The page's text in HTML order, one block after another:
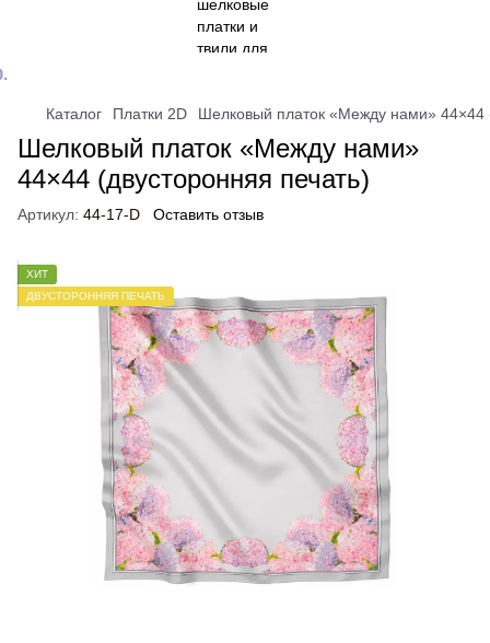
Каталог Платки 2D Шелковый платок «Между нами» 44×44
Шелковый платок «Между нами»
44×44 (двусторонняя печать)
Артикул: 44-17-D Оставить отзыв
ХИТ
ДВУСТОРОННЯЯ ПЕЧАТЬ